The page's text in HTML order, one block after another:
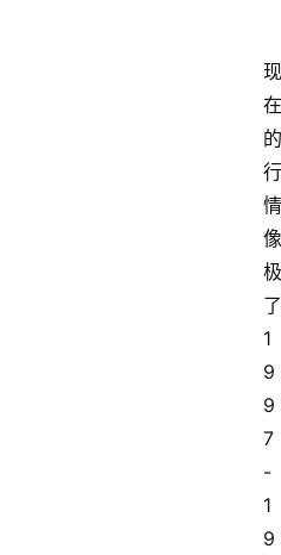
现
在
的
行
情
像
极
了
1
9
9
7
-
1
9